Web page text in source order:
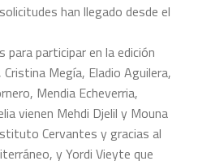
han llegado desde el
participar en la edición
Megía, Eladio Aguilera,
Mendia Echeverria,
vienen Mehdi Djelil y Mouna
Cervantes y gracias al
y Yordi Vieyte que